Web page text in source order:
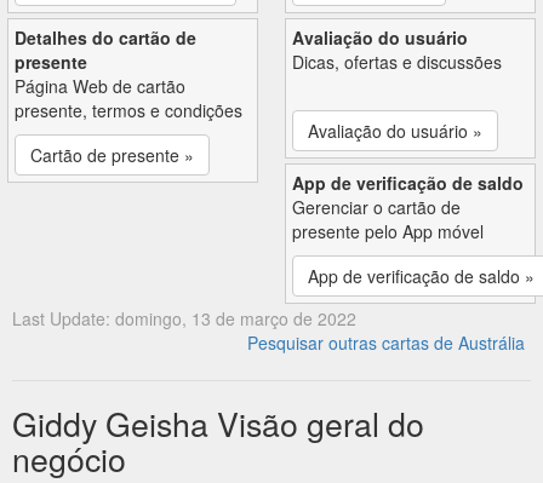
Detalhes do cartão de
presente
Página Web de cartão
presente, termos e condições
Cartão de presente »
Avaliação do usuário
Dicas, ofertas e discussões
Avaliação do usuário »
App de verificação de saldo
Gerenciar o cartão de
presente pelo App móvel
App de verificação de saldo »
Last Update: domingo, 13 de março de 2022
Pesquisar outras cartas de Austrália
Giddy Geisha Visão geral do
negócio